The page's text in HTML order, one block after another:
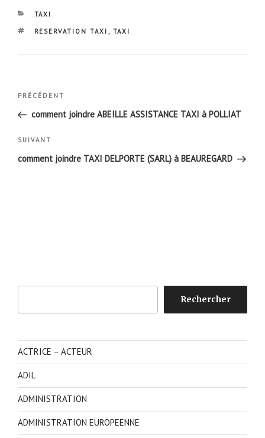
CATÉGORIES
TAXI
ÉTIQUETTES
RESERVATION TAXI , TAXI
Navigation
l’article
Article
précédent
PRÉCÉDENT
comment joindre ABEILLE ASSISTANCE TAXI à POLLIAT
Article
suivant
SUIVANT
comment joindre TAXI DELPORTE (SARL) à BEAUREGARD
Rechercher
ACTRICE – ACTEUR
ADIL
ADMINISTRATION
ADMINISTRATION EUROPEENNE